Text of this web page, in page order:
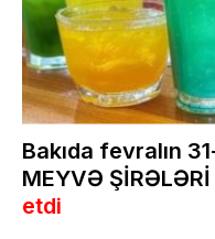
Bakıda fevralın
MEYVƏ ŞİRƏLƏRİ
etdi